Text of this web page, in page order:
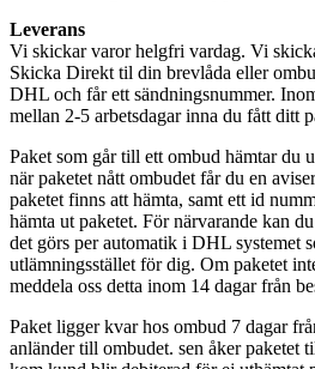
Leverans
Vi skickar varor helgfri vardag. Vi
Skicka Direkt til din brevlåda eller
DHL och får ett sändningsnummer.
mellan 2-5 arbetsdagar inna du fått ditt
Paket som går till ett ombud hämtar du
när paketet nått ombudet får du en
paketet finns att hämta, samt ett id
hämta ut paketet. För närvarande kan
det görs per automatik i DHL systemet
utlämningsstället för dig. Om paketet
meddela oss detta inom 14 dagar från
Paket ligger kvar hos ombud 7 dagar
anländer till ombudet. sen åker paketet